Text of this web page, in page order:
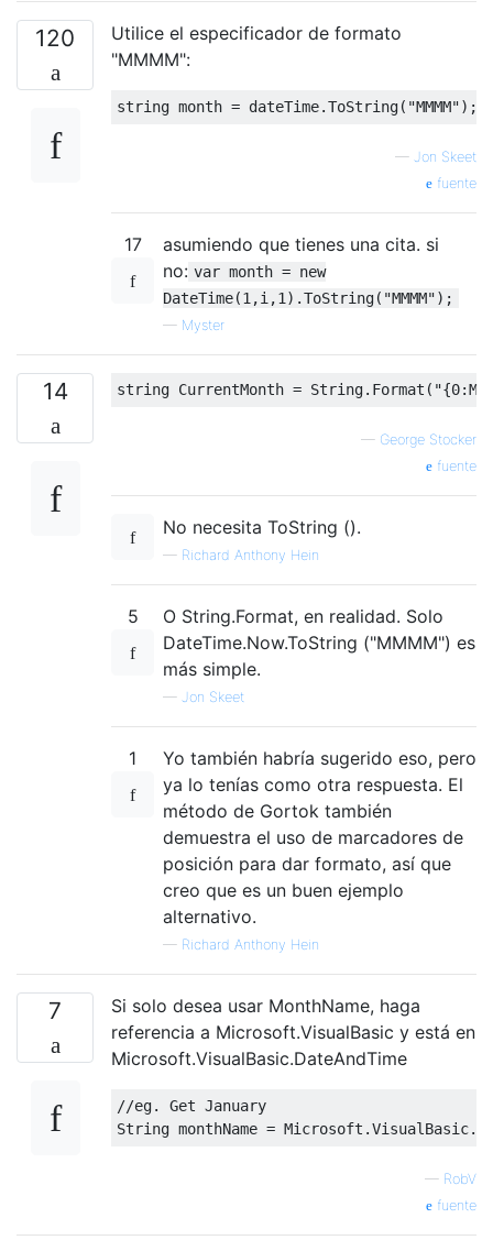
120
Utilice el especificador de formato
"MMMM":
string month = dateTime.ToString( "MMMM");
— Jon Skeet
fuente
17
asumiendo que tienes una cita. si
no: var month = new
DateTime(1,i,1).ToString("MMMM");
— Myster
14 string CurrentMonth = String. Format (
— George Stocker
fuente
No necesita ToString ().
— Richard Anthony Hein
5
O String.Format, en realidad. Solo
DateTime.Now.ToString ("MMMM") es
más simple.
— Jon Skeet
1
Yo también habría sugerido eso, pero
ya lo tenías como otra respuesta. El
método de Gortok también
demuestra el uso de marcadores de
posición para dar formato, así que
creo que es un buen ejemplo
alternativo.
— Richard Anthony Hein
7
Si solo desea usar MonthName, haga
referencia a Microsoft.VisualBasic y está en
Microsoft.VisualBasic.DateAndTime
//eg. Get January
String monthName = Microsoft .VisualBasic.
— RobV
fuente